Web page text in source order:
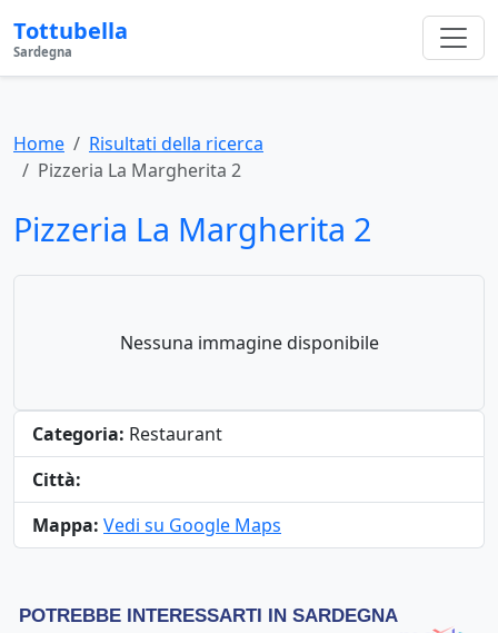
Tottubella
Sardegna
Home
Risultati della ricerca
Pizzeria La Margherita 2
Pizzeria La Margherita 2
Nessuna immagine disponibile
Categoria: Restaurant
Città:
Mappa: Vedi su Google Maps